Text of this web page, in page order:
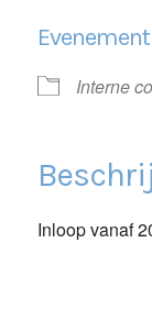
Interne
Inloop vanaf